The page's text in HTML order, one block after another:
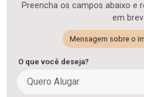
Preencha os campos abaixo e
em
Mensagem sobre o
O que você deseja?
Quero Alugar